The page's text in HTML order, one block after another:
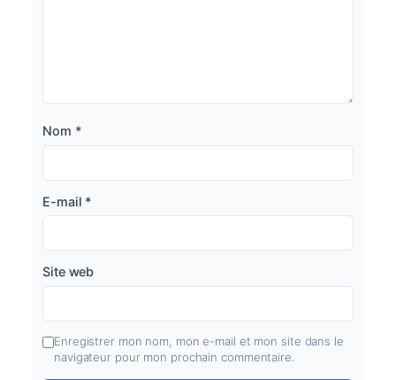
Nom *
E-mail *
Site web
Enregistrer mon nom, mon e-mail et mon site dans le
navigateur pour mon prochain commentaire.